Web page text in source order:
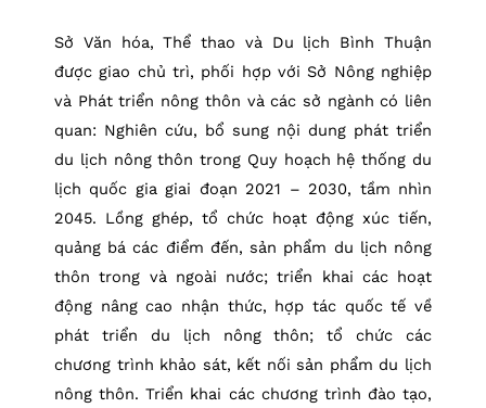
Sở Văn hóa, Thể thao và Du lịch Bình Thuận
được giao chủ trì, phối hợp với Sở Nông nghiệp
và Phát triển nông thôn và các sở ngành có liên
quan: Nghiên cứu, bổ sung nội dung phát triển
du lịch nông thôn trong Quy hoạch hệ thống du
lịch quốc gia giai đoạn 2021 – 2030, tầm nhìn
2045. Lồng ghép, tổ chức hoạt động xúc tiến,
quảng bá các điểm đến, sản phẩm du lịch nông
thôn trong và ngoài nước; triển khai các hoạt
động nâng cao nhận thức, hợp tác quốc tế về
phát triển du lịch nông thôn; tổ chức các
chương trình khảo sát, kết nối sản phẩm du lịch
nông thôn. Triển khai các chương trình đào tạo,